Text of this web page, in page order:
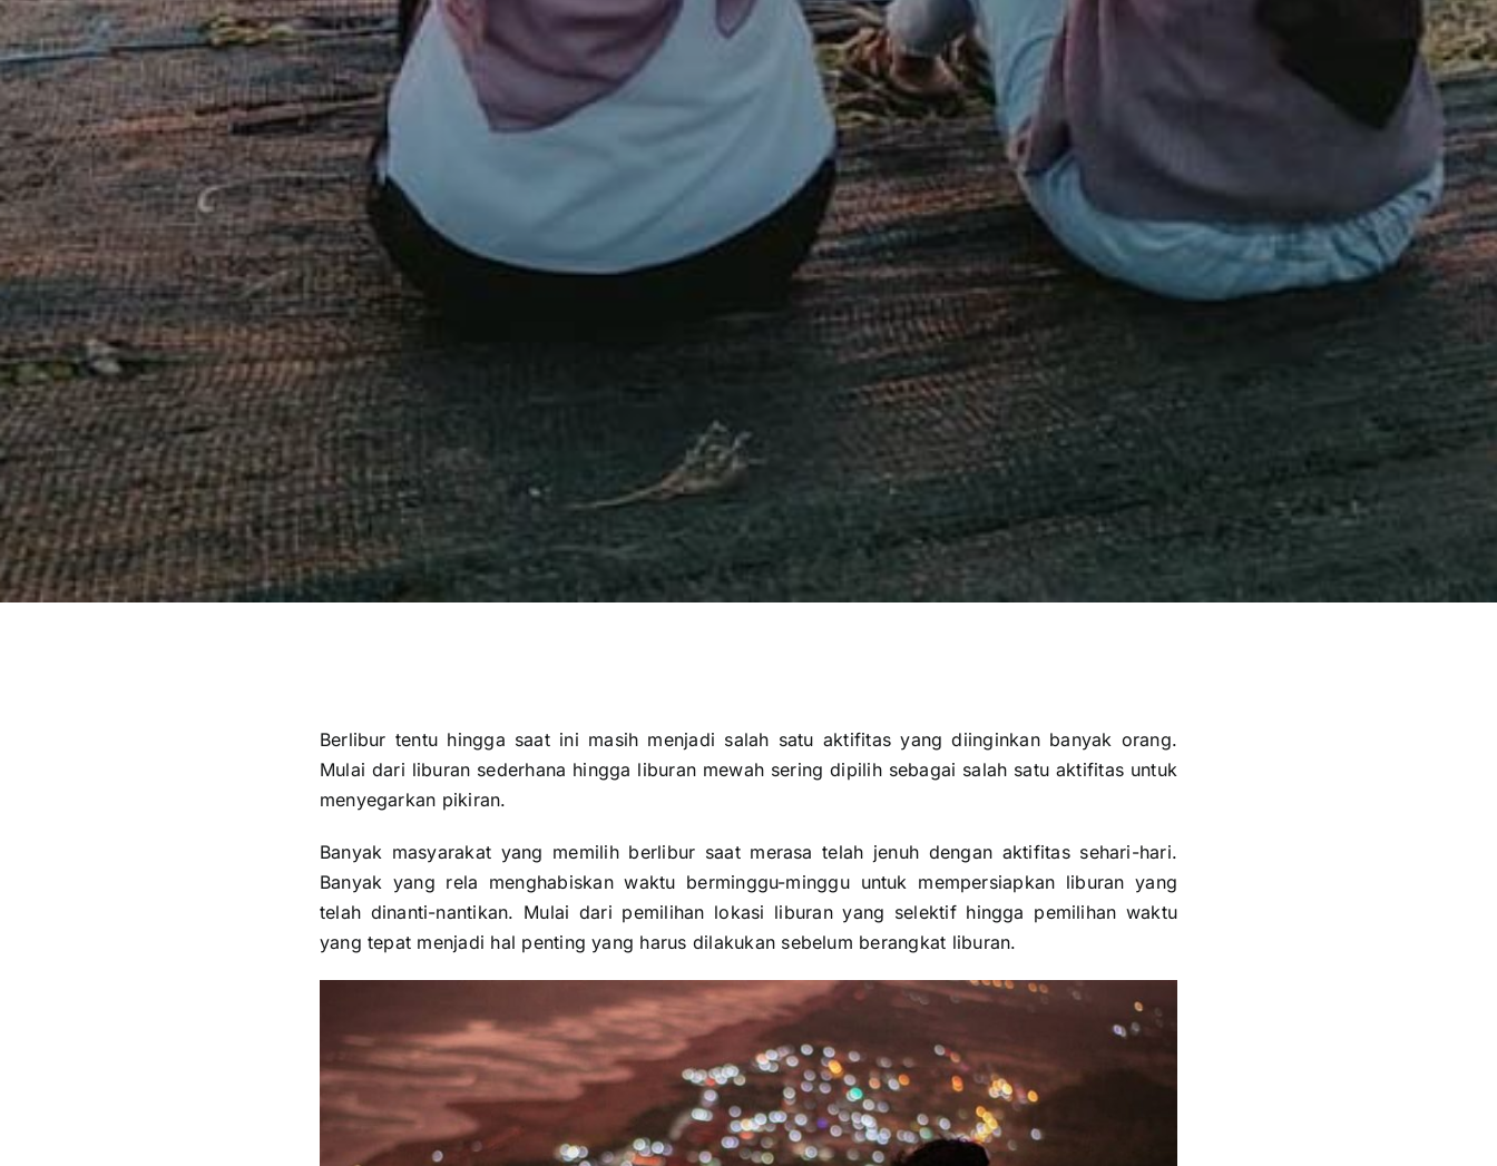
Berlibur tentu hingga saat ini masih menjadi salah satu aktifitas yang diinginkan banyak orang.
Mulai dari liburan sederhana hingga liburan mewah sering dipilih sebagai salah satu aktifitas untuk
menyegarkan pikiran.
Banyak masyarakat yang memilih berlibur saat merasa telah jenuh dengan aktifitas sehari-hari.
Banyak yang rela menghabiskan waktu berminggu-minggu untuk mempersiapkan liburan yang
telah dinanti-nantikan. Mulai dari pemilihan lokasi liburan yang selektif hingga pemilihan waktu
yang tepat menjadi hal penting yang harus dilakukan sebelum berangkat liburan.